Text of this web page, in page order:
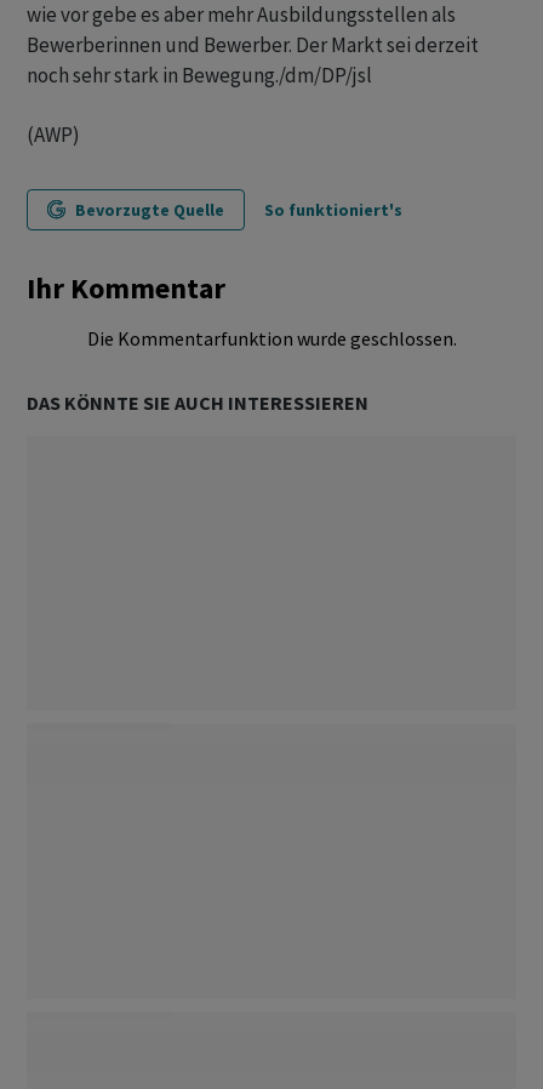
wie vor gebe es aber mehr Ausbildungsstellen als
Bewerberinnen und Bewerber. Der Markt sei derzeit
noch sehr stark in Bewegung./dm/DP/jsl
(AWP)
Bevorzugte Quelle So funktioniert's
Ihr Kommentar
Die Kommentarfunktion wurde geschlossen.
DAS KÖNNTE SIE AUCH INTERESSIEREN